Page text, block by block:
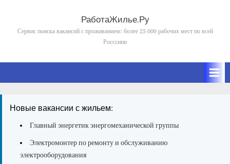
content
РаботаЖилье.Ру
Сервис поиска вакансий с проживанием: более 25 000 рабочих мест по всей
Росссиии
Новые вакансии с жильем:
Главный энергетик энергомеханической группы
Электромонтер по ремонту и обслуживанию
электрооборудования